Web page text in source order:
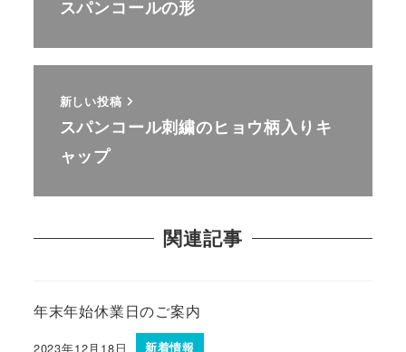
スパンコールの形
新しい投稿
スパンコール刺繍のヒョウ柄入りキ
ャップ
関連記事
年末年始休業日のご案内
2023年12月18日 新着情報